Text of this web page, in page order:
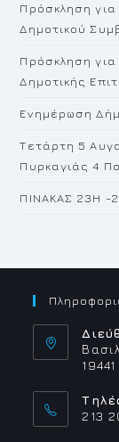
Πρόσκληση
Δημοτικού
Πρόσκληση
Δημοτικής
Ενημέρωση
Τετάρτη 5
Πυρκαγιάς 4
ΠΙΝΑΚΑΣ 23H -
19441
213